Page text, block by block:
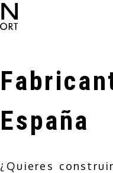
España
¿Quieres